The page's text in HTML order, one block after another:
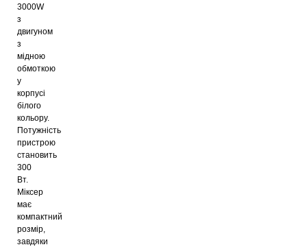
3000W
з
двигуном
з
мідною
обмоткою
у
корпусі
білого
кольору.
Потужність
пристрою
становить
300
Вт.
Міксер
має
компактний
розмір,
завдяки